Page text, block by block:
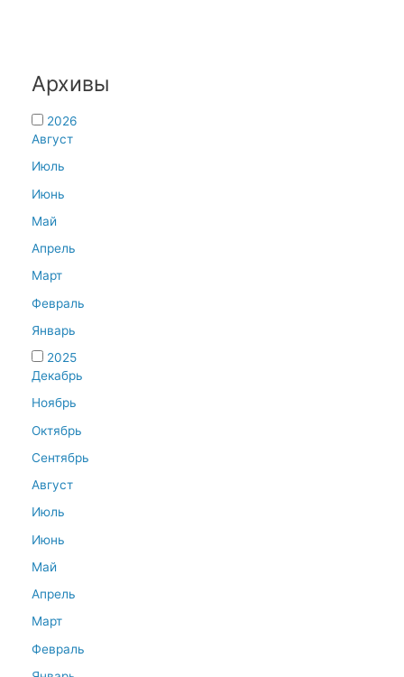
Архивы
2026
Август
Июль
Июнь
Май
Апрель
Март
Февраль
Январь
2025
Декабрь
Ноябрь
Октябрь
Сентябрь
Август
Июль
Июнь
Май
Апрель
Март
Февраль